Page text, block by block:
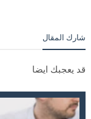
شارك المقال
قد يعجبك ايضا